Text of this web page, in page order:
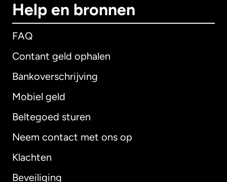
Help en bronnen
FAQ
Contant geld ophalen
Bankoverschrijving
Mobiel geld
Beltegoed sturen
Neem contact met ons op
Klachten
Beveiliging